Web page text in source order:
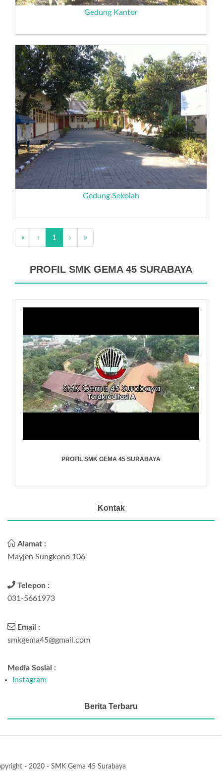
Gedung Kantor
Gedung Sekolah
« ‹ 1 › »
PROFIL SMK GEMA 45 SURABAYA
PROFIL SMK GEMA 45 SURABAYA
Kontak
Alamat :
Mayjen Sungkono 106
Telepon :
031-5661973
Email :
smkgema45@gmail.com
Media Sosial :
Instagram
Berita Terbaru
- 2020 - SMK Gema 45 Surabaya